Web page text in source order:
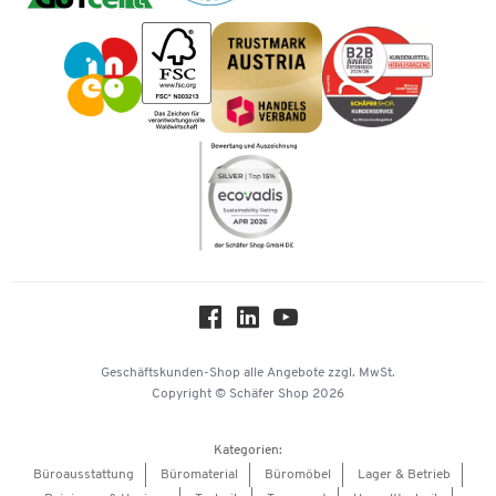
Geschichte
Impressum
Karriere
Kataloge
Geschäftskunden-Shop alle Angebote zzgl. MwSt.
Copyright © Schäfer Shop 2026
Kategorien:
Büroausstattung
Büromaterial Büromöbel
Lager & Betrieb